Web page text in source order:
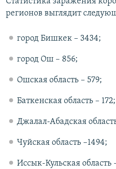
регионов выглядит
город Бишкек – 3434;
город Ош – 856;
Ошская область – 579;
Баткенская область – 172;
Джалал-Абадская
Чуйская область –1494;
Иссык-Кульская область